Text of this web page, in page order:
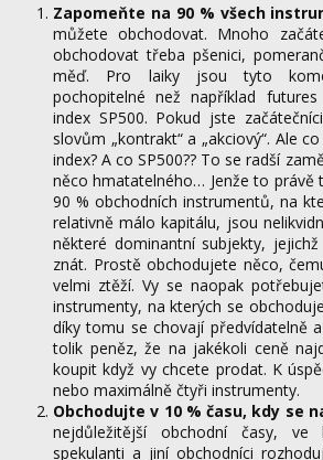
Zapomeňte na 90 % všech
můžete obchodovat. Mnoho
obchodovat třeba pšenici,
měď. Pro laiky jsou tyto
pochopitelné než například
index SP500. Pokud jste
slovům „kontrakt“ a „akciový“. Ale
index? A co SP500?? To se radší
něco hmatatelného… Jenže to
90 % obchodních instrumentů, na
relativně málo kapitálu, jsou
některé dominantní subjekty,
znát. Prostě obchodujete něco,
velmi ztěží. Vy se naopak
instrumenty, na kterých se
díky tomu se chovají předvídatelně
tolik peněz, že na jakékoli ceně
koupit když vy chcete prodat. K
nebo maximálně čtyři instrumenty.
Obchodujte v 10 % času, kdy se
nejdůležitější obchodní časy, ve
spekulanti a jiní obchodníci